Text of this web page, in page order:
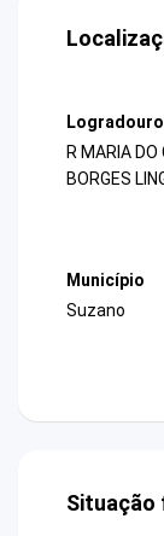
Logradouro
R MARIA DO
BORGES
Município
Suzano
Situação